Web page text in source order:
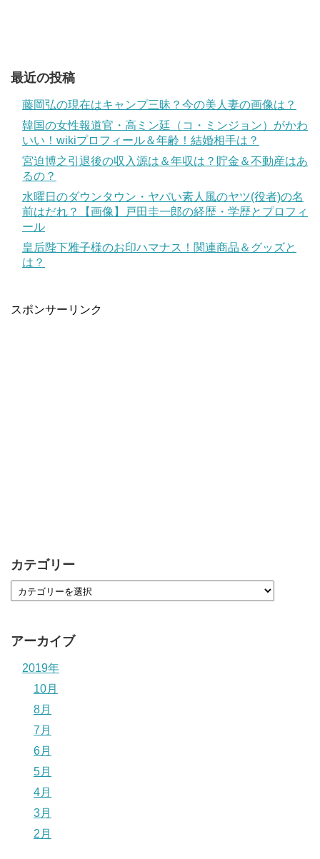
最近の投稿
藤岡弘の現在はキャンプ三昧？今の美人妻の画像は？
韓国の女性報道官・高ミン廷（コ・ミンジョン）がかわ
いい！wikiプロフィール＆年齢！結婚相手は？
宮迫博之引退後の収入源は＆年収は？貯金＆不動産はあ
るの？
水曜日のダウンタウン・ヤバい素人風のヤツ(役者)の名
前はだれ？【画像】戸田圭一郎の経歴・学歴とプロフィ
ール
皇后陛下雅子様のお印ハマナス！関連商品＆グッズと
は？
スポンサーリンク
カテゴリー
アーカイブ
2019年
10月
8月
7月
6月
5月
4月
3月
2月